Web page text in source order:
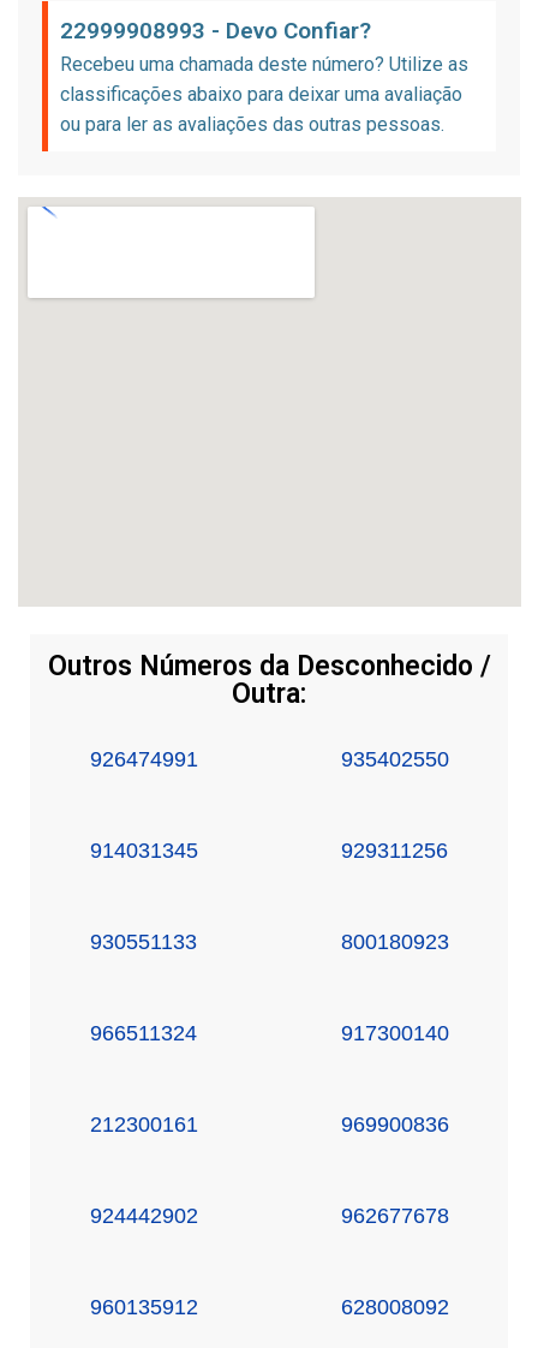
22999908993 - Devo Confiar?
Recebeu uma chamada deste número? Utilize as
classificações abaixo para deixar uma avaliação
ou para ler as avaliações das outras pessoas.
Outros Números da Desconhecido /
Outra:
926474991 935402550
914031345 929311256
930551133 800180923
966511324 917300140
212300161 969900836
924442902 962677678
960135912 628008092